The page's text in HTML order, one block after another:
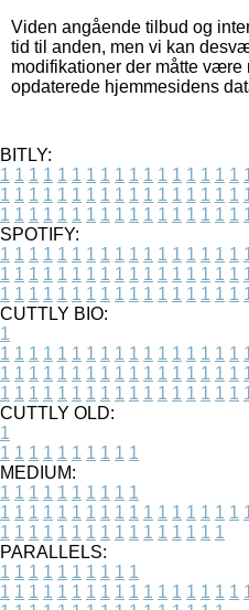
Viden angående tilbud og
tid til anden, men vi kan
modifikationer der måtte være
opdaterede hjemmesidens
BITLY:
1 1 1 1 1 1 1 1 1 1 1 1 1 1 1 1 1
1 1 1 1 1 1 1 1 1 1 1 1 1 1 1 1 1
1 1 1 1 1 1 1 1 1 1 1 1 1 1 1 1 1
SPOTIFY:
1 1 1 1 1 1 1 1 1 1 1 1 1 1 1 1 1
1 1 1 1 1 1 1 1 1 1 1 1 1 1 1 1 1
1 1 1 1 1 1 1 1 1 1 1 1 1 1 1 1 1
CUTTLY BIO:
1
1 1 1 1 1 1 1 1 1 1 1 1 1 1 1 1 1
1 1 1 1 1 1 1 1 1 1 1 1 1 1 1 1 1
1 1 1 1 1 1 1 1 1 1 1 1 1 1 1 1 1
CUTTLY OLD:
1
1 1 1 1 1 1 1 1 1 1
MEDIUM:
1 1 1 1 1 1 1 1 1 1
1 1 1 1 1 1 1 1 1 1 1 1 1 1 1 1 1
1 1 1 1 1 1 1 1 1 1 1 1 1 1 1 1
PARALLELS:
1 1 1 1 1 1 1 1 1 1
1 1 1 1 1 1 1 1 1 1 1 1 1 1 1 1 1